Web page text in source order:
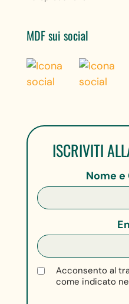
MDF sui social
ISCRIVITI
Nome e
Acconsento al
come indicato